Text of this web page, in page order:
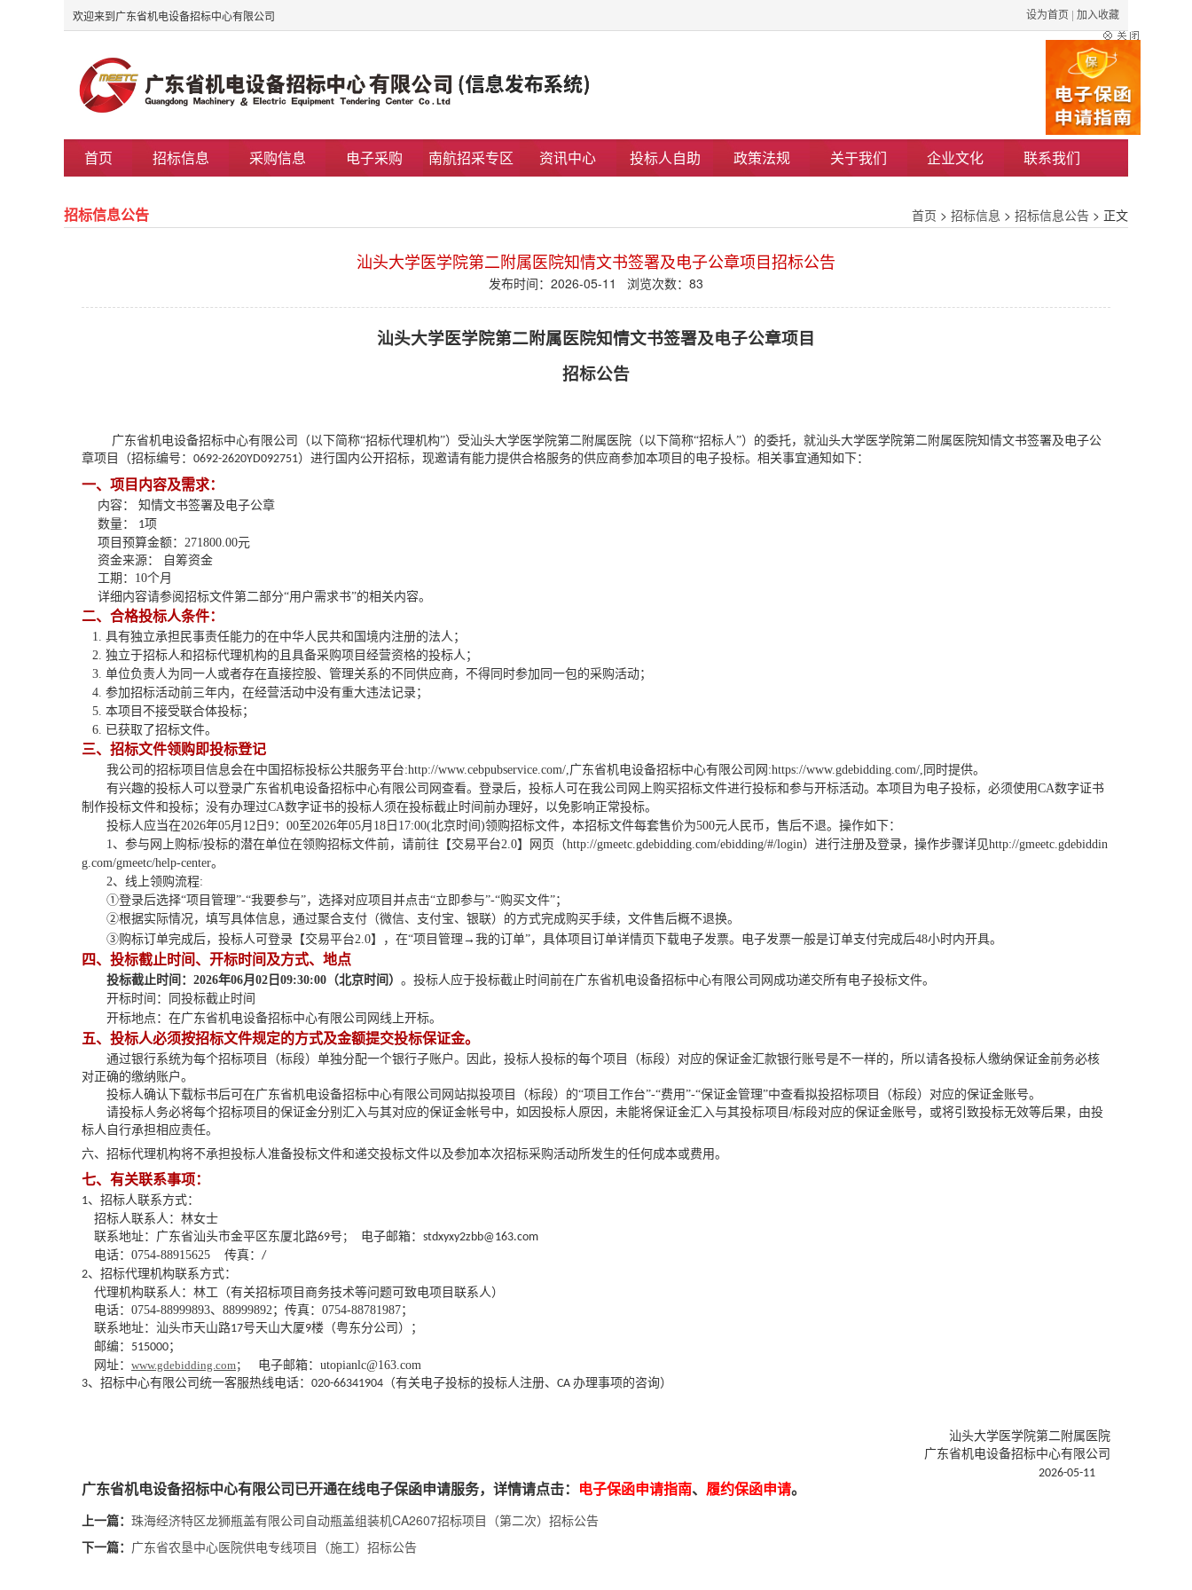
设为首页 | 加入收藏
欢迎来到广东省机电设备招标中心有限公司
首页 招标信息 采购信息 电子采购 南航招采专区 资讯中心 投标人自助 政策法规 关于我们 企业文化 联系我们
招标信息公告 首页 > 招标信息 > 招标信息公告 > 正文
汕头大学医学院第二附属医院知情文书签署及电子公章项目招标公告
发布时间：2026-05-11 浏览次数： 83
汕头大学医学院第二附属医院知情文书签署及电子公章项目
招标公告
广东省机电设备招标中心有限公司（以下简称“招标代理机构”） 受汕头大学医学院第二附属医院 （以下简称“招标人”）的委托，就汕头大学医学院第二附属医院知情文书签署及电子公
章项目
（招标编号： 0692-2620YD092751） 进行国内公开招标，现邀请有能力提供合格服务的供应商参加本项目的电子投标。相关事宜通知如下：
一、项目内容及需求：
内容：
知情文书签署及电子公章
数量：
1项
项目预算金额 ： 271800.00元
资金来源：
自筹资金
工期： 10个月
详细内容请参阅招标文件第二部分“用户需求书”的相关内容。
二、合格投标人条件：
1. 具有独立承担民事责任能力的在中华人民共和国境内注册的法人；
2. 独立于招标人和招标代理机构的且具备采购项目经营资格的投标人 ；
3. 单位负责人为同一人或者存在直接控股、管理关系的不同供应商，不得同时参加同一包的采购活动；
4. 参加招标活动前三年内，在经营活动中没有重大违法记录；
5. 本项目不接受联合体投标；
6. 已获取了招标文件。
三、招标文件领购即投标登记
我公司的招标项目信息会在中国招标投标公共服务平台:http://www.cebpubservice.com/,广东省机电设备招标中心有限公司网:https://www.gdebidding.com/,同时提供。
有兴趣的投标人可以登录广东省机电设备招标中心有限公司网查看。登录后，投标人可在我公司网上购买招标文件进行投标和参与开标活动。本项目为电子投标，必须使用CA数字证书
制作投标文件和投标；没有办理过CA数字证书的投标人须在投标截止时间前办理好，以免影响正常投标。
投标人应当在2026年05月 12 日 9：00至2026年05月 18 日 17:00(北京时间)领购招标文件，本招标文件每套售价为500元人民币，售后不退。操作如下：
1、参与网上购标/投标的潜在单位在领购招标文件前，请前往【交易平台2.0】网页（http://gmeetc.gdebidding.com/ebidding/#/login）进行注册及登录，操作步骤详见http://gmeetc.gdebiddin
g.com/gmeetc/help-center。
2、线上领购流程:
①登录后选择“项目管理”-“我要参与”，选择对应项目并点击“立即参与”-“购买文件”；
②根据实际情况，填写具体信息，通过聚合支付（微信、支付宝、银联）的方式完成购买手续，文件售后概不退换。
③购标订单完成后，投标人可登录【交易平台2.0】，在“项目管理→我的订单”，具体项目订单详情页下载电子发票。电子发票一般是订单支付完成后48小时内开具。
四、投标截止时间、开标时间及方式、地点
投标截止时间：2026年06月02 日09:30:00 （北京时间）。投标人应于投标截止时间前在广东省机电设备招标中心有限公司网 成功递交所有电子投标文件。
开标时间：同投标截止时间
开标地点：在广东省机电设备招标中心有限公司网线上开标。
五、投标人必须按招标文件规定的方式及金额提交投标保证金。
通过银行系统为每个招标项目（标段）单独分配一个银行子账户。因此，投标人投标的每个项目（标段）对应的保证金汇款银行账号是不一样的，所以请各投标人缴纳保证金前务必核
对正确的缴纳账户。
投标人确认下载标书后可在广东省机电设备招标中心有限公司网站拟投项目（标段）的“项目工作台”-“费用”-“保证金管理”中查看拟投招标项目（标段）对应的保证金账号。
请投标人务必将每个招标项目的保证金分别汇入与其对应的保证金帐号中，如因投标人原因，未能将保证金汇入与其投标项目 /标段对应的保证金账号，或将引致投标无效等后果，由投
标人自行承担相应责任。
六、 招标代理机构将不承担投标人准备投标文件和递交投标文件以及参加本次招标采购活动所发生的任何成本或费用。
七、有关联系事项：
1、招标人联系方式：
招标人联系人： 林女士
联系地址：广东省汕头市金平区东厦北路69号 ； 电子邮箱： stdxyxy2zbb@163.com
电话： 0754-88915625 传真： /
2、招标代理机构联系方式：
代理机构联系人： 林工（有关招标项目商务技术等问题可致电项目联系人）
电话： 0754-88999893、88999892； 传真： 0754-88781987；
联系地址：汕头市天山路17号天山大厦9楼（粤东分公司）
；
邮编： 515000；
网址： www.gdebidding.com； 电子邮箱： utopianlc@163.com
3、 招标中心有限公司统一客服热线电话： 020-66341904 （有关电子投标的投标人注册、 CA 办理事项的咨询）
汕头大学医学院第二附属医院
广东省机电设备招标中心有限公司
2026-05-11
广东省机电设备招标中心有限公司已开通在线电子保函申请服务，详情请点击： 电子保函申请指南、 履约保函申请。
上一篇： 珠海经济特区龙狮瓶盖有限公司自动瓶盖组装机CA2607招标项目（第二次）招标公告
下一篇： 广东省农垦中心医院供电专线项目（施工）招标公告